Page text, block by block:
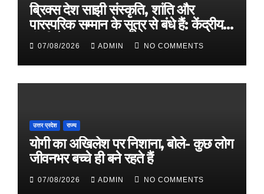
ब्रिक्स देश साझी संस्कृति, शांति और
पारस्परिक सम्मान के सूत्र से बंधे हैं: केंद्रीय
मंत्री शेखावत
07/08/2026 ADMIN NO COMMENTS
उत्तर प्रदेश राज्य
योगी का अखिलेश पर निशाना, बोले- कुछ लोग
जीवनभर बच्चे ही बने रहते हैं
07/08/2026 ADMIN NO COMMENTS